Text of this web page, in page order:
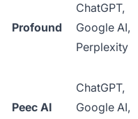
Profound
ChatGPT,
Google AI,
Perplexity
Peec AI
ChatGPT,
Google AI,